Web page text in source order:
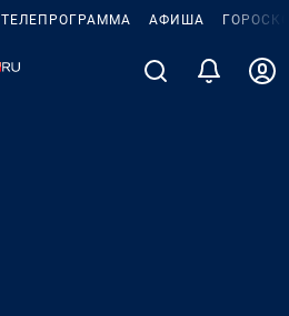
ТЕЛЕПРОГРАММА АФИША